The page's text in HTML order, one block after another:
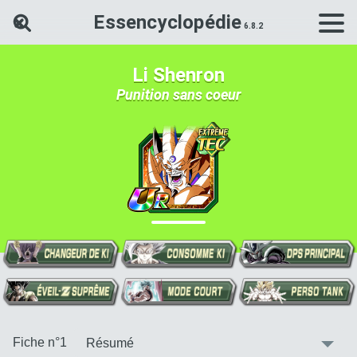
Essencyclopédie
Rechercher une carte Dokkan
Li Shenron
Punition sans coeur
Fiche n°1